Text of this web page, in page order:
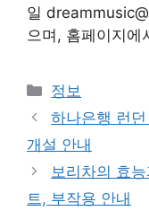
일
으며, 홈페이지에
카
테
고
리
정보
하나은행 런
개설 안내
보리차의 효
트, 부작용 안내